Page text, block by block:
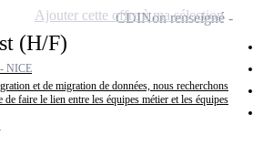
(H/F)
NICE
et de migration de données, nous recherchons
faire le lien entre les équipes métier et les équipes
CDINon renseigné
Ajouter cette offre à ma sélection